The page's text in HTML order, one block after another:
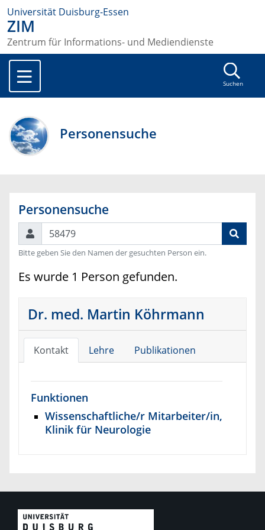
Universität Duisburg-Essen
ZIM
Zentrum für Informations- und Mediendienste
Suchen
Personensuche
Personensuche
Suchen
Bitte geben Sie den Namen der gesuchten Person ein.
Es wurde 1 Person gefunden.
Dr. med. Martin Köhrmann
Kontakt Lehre Publikationen
Funktionen
Wissenschaftliche/r Mitarbeiter/in,
Klinik für Neurologie